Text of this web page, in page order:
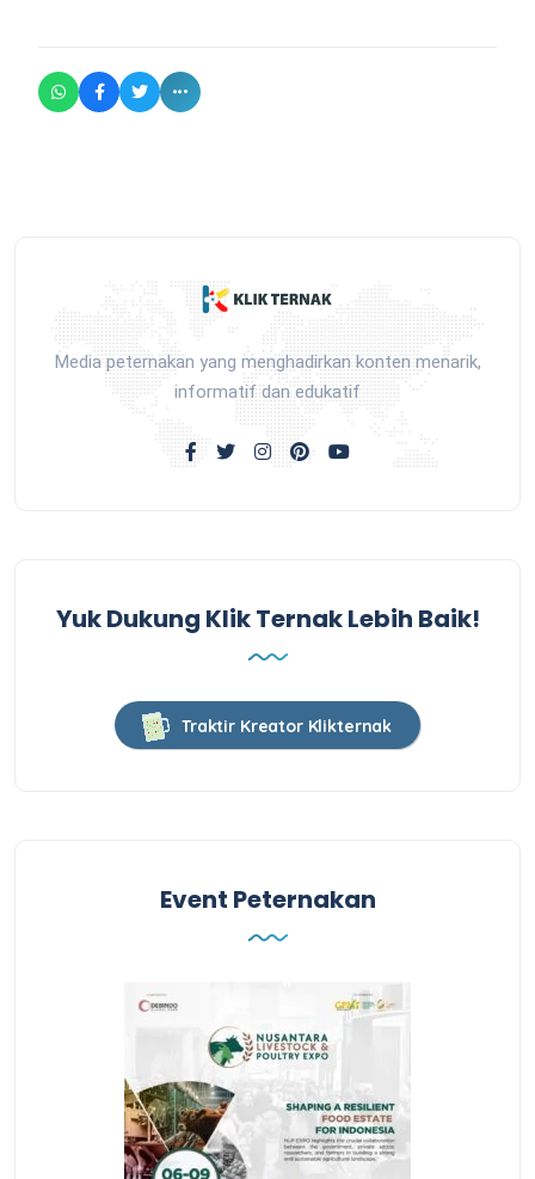
Media peternakan yang menghadirkan konten menarik,
informatif dan edukatif
Yuk Dukung Klik Ternak Lebih Baik!
Traktir Kreator Klikternak
Event Peternakan